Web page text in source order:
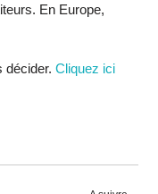
En Europe,
décider. Cliquez ici